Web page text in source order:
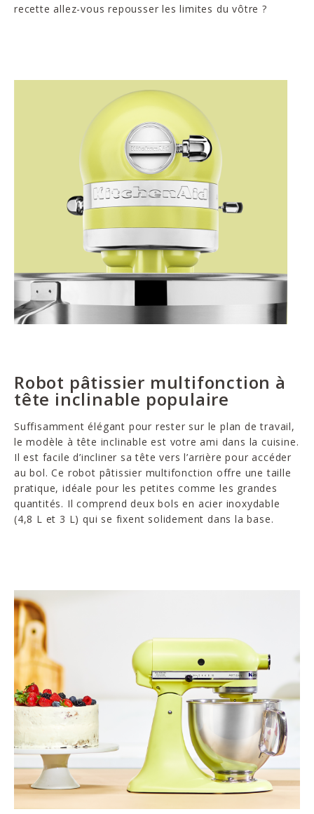
recette allez-vous repousser les limites du vôtre ?
Robot pâtissier multifonction à
tête inclinable populaire
Suffisamment élégant pour rester sur le plan de travail,
le modèle à tête inclinable est votre ami dans la cuisine.
Il est facile d’incliner sa tête vers l’arrière pour accéder
au bol. Ce robot pâtissier multifonction offre une taille
pratique, idéale pour les petites comme les grandes
quantités. Il comprend deux bols en acier inoxydable
(4,8 L et 3 L) qui se fixent solidement dans la base.